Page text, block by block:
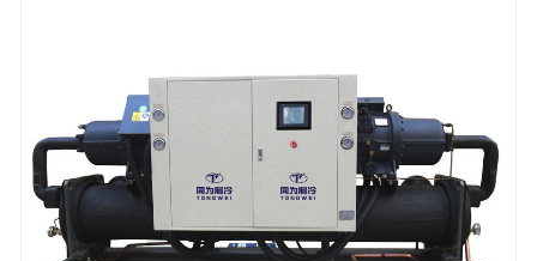
hatékonyságának javítása, a Tongwei alacsony
hőmérsékletű levegőhűtésű glikol sörfőzde chiller
kompakt kialakítást, egyszerű telepítést és 24/7
működési stabilitást kínál. Fedezze fel, rendelje meg
vagy testreszabja a sörfőzde hűtőjét ma-vegye fel a
Tongweit a sörfőzési folyamat optimalizálása és az
operatív költségek csökkentése érdekében az